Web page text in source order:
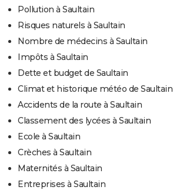
Pollution à Saultain
Risques naturels à Saultain
Nombre de médecins à Saultain
Impôts à Saultain
Dette et budget de Saultain
Climat et historique météo de Saultain
Accidents de la route à Saultain
Classement des lycées à Saultain
Ecole à Saultain
Crèches à Saultain
Maternités à Saultain
Entreprises à Saultain